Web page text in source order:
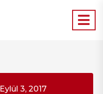
Eylül 3, 2017